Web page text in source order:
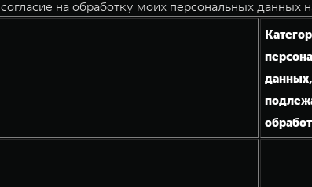
согласие на обработку моих персональных данных
данных,